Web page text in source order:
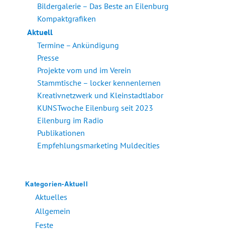
Bildergalerie – Das Beste an Eilenburg
Kompaktgrafiken
Aktuell
Termine – Ankündigung
Presse
Projekte vom und im Verein
Stammtische – locker kennenlernen
Kreativnetzwerk und Kleinstadtlabor
KUNSTwoche Eilenburg seit 2023
Eilenburg im Radio
Publikationen
Empfehlungsmarketing Muldecities
Kategorien-Aktuell
Aktuelles
Allgemein
Feste